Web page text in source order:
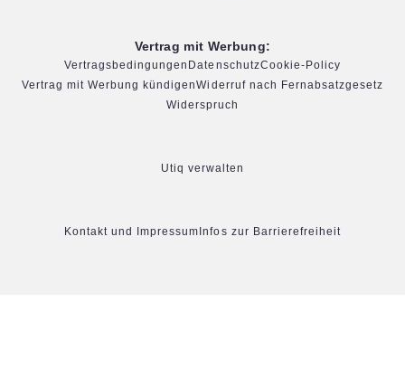
Vertrag mit Werbung:
Vertragsbedingungen DatenschutzCookie-Policy
Vertrag mit Werbung kündigenWiderruf nach Fernabsatzgesetz
Widerspruch
Utiq verwalten
Kontakt und Impressum Infos zur Barrierefreiheit